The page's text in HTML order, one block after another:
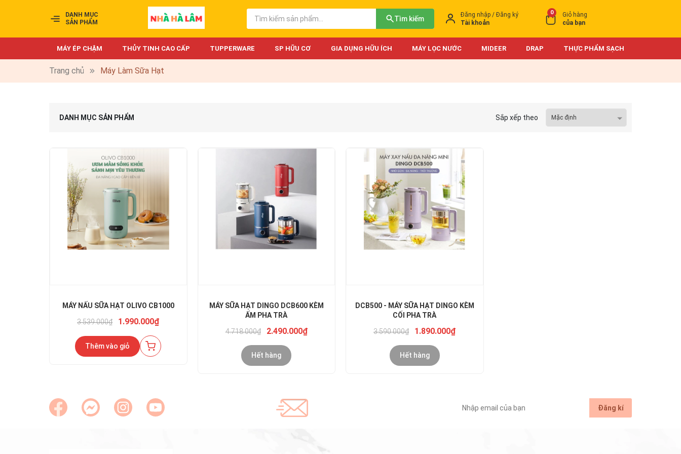
DANH MỤC
SẢN PHẨM
Tìm kiếm
Đăng nhập / Đăng ký
Tài khoản
Giỏ hàng
của bạn
0
MÁY ÉP CHẬM THỦY TINH CAO CẤP TUPPERWARE SP HỮU CƠ GIA DỤNG HỮU ÍCH MÁY LỌC NƯỚC MIDEER DRAP THỰC PHẨM SẠCH
Trang chủ Máy Làm Sữa Hạt
DANH MỤC SẢN PHẨM Sắp xếp theo
MÁY NẤU SỮA HẠT OLIVO CB1000
3.539.000₫
1.990.000₫
Thêm vào giỏ
MÁY SỮA HẠT DINGO DCB600 KÈM
ẤM PHA TRÀ
4.718.000₫
2.490.000₫
Hết hàng
DCB500 - MÁY SỮA HẠT DINGO KÈM
CỐI PHA TRÀ
3.590.000₫
1.890.000₫
Hết hàng
Đăng kí